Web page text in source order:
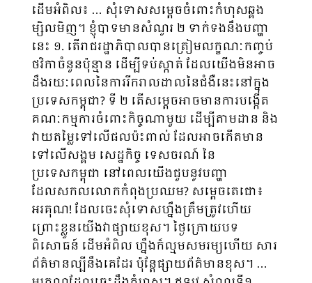
ដើមអំពិល៖ … សុំទោសសម្ដេចចំពោះកំហុសឆ្គង
ម្សិលមិញ។ ខ្ញុំបាទមានសំណួរ ២ ទាក់​ទងនឹងបញ្ហា
នេះ ១. តើរាជរដ្ឋាភិបាលបានត្រៀមលក្ខណៈកញ្ចប់
ថវិកាចំនួនប៉ុន្មាន ដើម្បីទប់ស្កាត់​ ដែលយើងមិនអាច
ដឹងរយៈពេលនៃការរីករាលដាលនៃជំងឺនេះនៅក្នុង
ប្រទេសកម្ពុជា? ទី ២ តើសម្ដេចអាចមានការបង្កើត
គណៈកម្មការចំពោះកិច្ចណាមួយ ដើម្បីតាមដាន និង
វាយតម្លៃទៅលើផលប៉ះពាល់ ដែលអាចកើតមាន
ទៅ​លើសង្គម សេដ្ឋកិច្ច ទេសចរណ៍ នៃ
ប្រទេសកម្ពុជា នៅពេលយើងជួបនូវបញ្ហា
ដែលសកលលោក​កំពុង​ប្រឈម? សម្តេចតេជោ៖
អរគុណ! ដែលចេះសុំទោសហ្នឹងត្រឹមត្រូវហើយ
ព្រោះខ្លួនយើងវាផ្សាយខុស​។ ថ្ងៃក្រោយ​បទ
ពិសោធន៍ ​ដើម​អំពិល​ ហ្នឹងក៏​ល្មមសមរម្យហើយ សារ
ព័ត៌មានល្បីនឹងគេដែរ ប៉ុន្ដែផ្សាយព័ត៌​មាន​ខុស។ …